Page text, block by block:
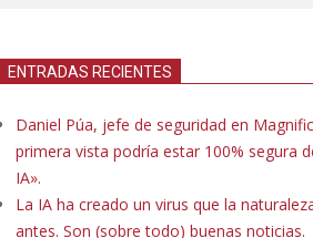
ENTRADAS RECIENTES
Daniel Púa, jefe de seguridad en
primera vista podría estar 100% segura
IA».
La IA ha creado un virus que la
antes. Son (sobre todo) buenas noticias.